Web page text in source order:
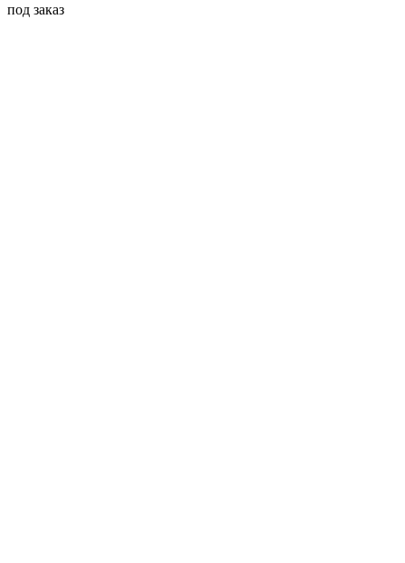
под заказ